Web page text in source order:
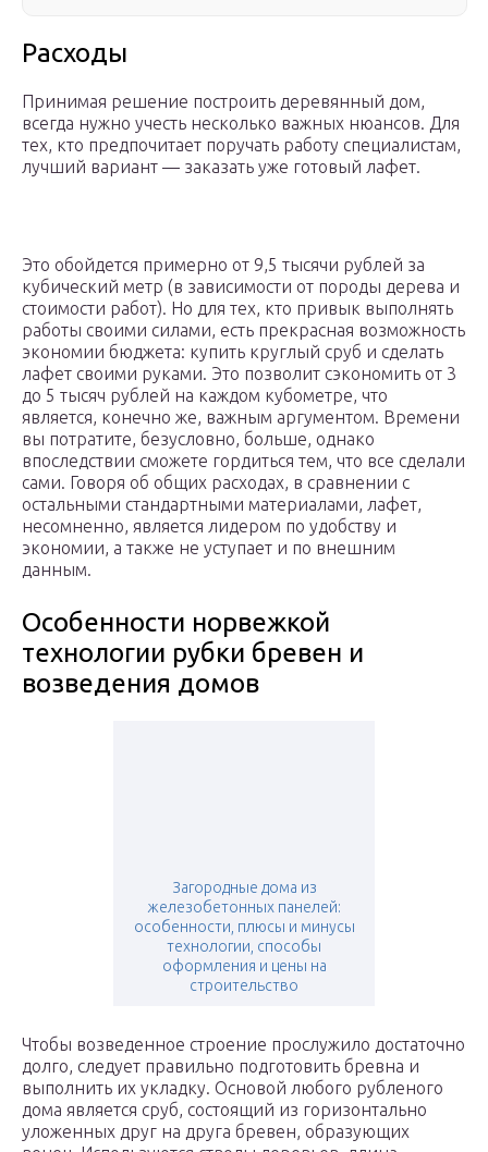
Расходы
Принимая решение построить деревянный дом,
всегда нужно учесть несколько важных нюансов. Для
тех, кто предпочитает поручать работу специалистам,
лучший вариант — заказать уже готовый лафет.
Это обойдется примерно от 9,5 тысячи рублей за
кубический метр (в зависимости от породы дерева и
стоимости работ). Но для тех, кто привык выполнять
работы своими силами, есть прекрасная возможность
экономии бюджета: купить круглый сруб и сделать
лафет своими руками. Это позволит сэкономить от 3
до 5 тысяч рублей на каждом кубометре, что
является, конечно же, важным аргументом. Времени
вы потратите, безусловно, больше, однако
впоследствии сможете гордиться тем, что все сделали
сами. Говоря об общих расходах, в сравнении с
остальными стандартными материалами, лафет,
несомненно, является лидером по удобству и
экономии, а также не уступает и по внешним
данным.
Особенности норвежкой
технологии рубки бревен и
возведения домов
Загородные дома из
железобетонных панелей:
особенности, плюсы и минусы
технологии, способы
оформления и цены на
строительство
Чтобы возведенное строение прослужило достаточно
долго, следует правильно подготовить бревна и
выполнить их укладку. Основой любого рубленого
дома является сруб, состоящий из горизонтально
уложенных друг на друга бревен, образующих